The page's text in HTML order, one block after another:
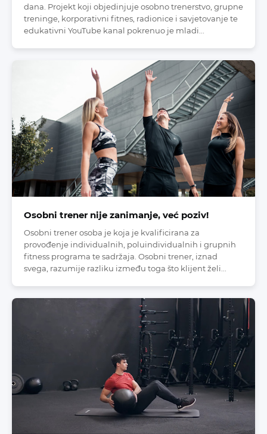
dana. Projekt koji objedinjuje osobno trenerstvo, grupne
treninge, korporativni fitnes, radionice i savjetovanje te
edukativni YouTube kanal pokrenuo je mladi...
Osobni trener nije zanimanje, već poziv!
Osobni trener osoba je koja je kvalificirana za
provođenje individualnih, poluindividualnih i grupnih
fitness programa te sadržaja. Osobni trener, iznad
svega, razumije razliku između toga što klijent želi...